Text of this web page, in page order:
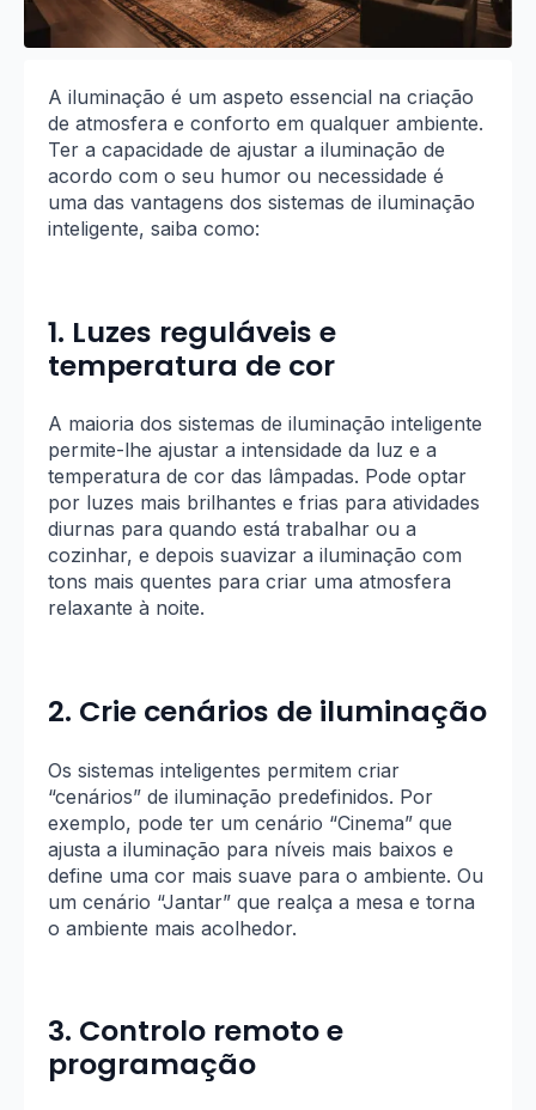
A iluminação é um aspeto essencial na criação
de atmosfera e conforto em qualquer ambiente.
Ter a capacidade de ajustar a iluminação de
acordo com o seu humor ou necessidade é
uma das vantagens dos sistemas de iluminação
inteligente, saiba como:
1. Luzes reguláveis e
temperatura de cor
A maioria dos sistemas de iluminação inteligente
permite-lhe ajustar a intensidade da luz e a
temperatura de cor das lâmpadas. Pode optar
por luzes mais brilhantes e frias para atividades
diurnas para quando está trabalhar ou a
cozinhar, e depois suavizar a iluminação com
tons mais quentes para criar uma atmosfera
relaxante à noite.
2. Crie cenários de iluminação
Os sistemas inteligentes permitem criar
“cenários” de iluminação predefinidos. Por
exemplo, pode ter um cenário “Cinema” que
ajusta a iluminação para níveis mais baixos e
define uma cor mais suave para o ambiente. Ou
um cenário “Jantar” que realça a mesa e torna
o ambiente mais acolhedor.
3. Controlo remoto e
programação